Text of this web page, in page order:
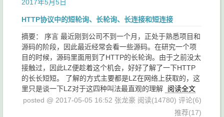
2017年5月5日
HTTP协议中的短轮询、长轮询、长连接和短连接
摘要： 序言 最近刚到公司不到一个月，正处于熟悉项目和
源码的阶段，因此最近经常会看一些源码。在研究一个项
目的时候，源码里面用到了HTTP的长轮询。由于之前没太
接触过，因此LZ便趁着这个机会，好好了解了一下HTTP
的长长短短。 了解的方式主要都是LZ在网络上获取的，这
里只是谈一下LZ对于这四种叫法最直观的理解
阅读全文
posted @ 2017-05-05 16:52 张龙豪 阅读(14780) 评论(6)
推荐(17)